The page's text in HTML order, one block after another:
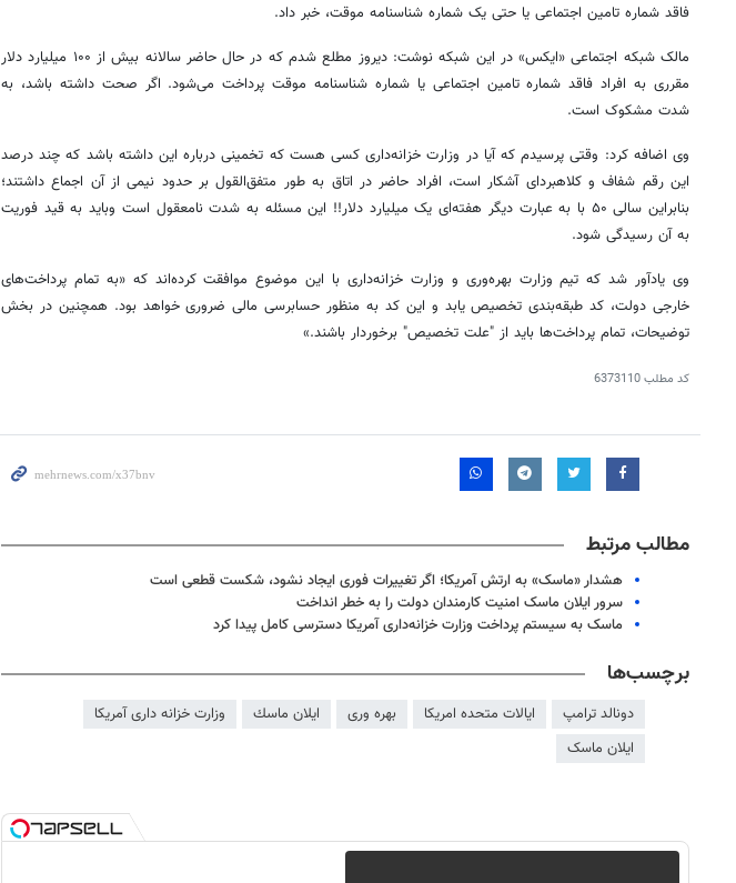
فاقد شماره تامین اجتماعی یا حتی یک شماره شناسنامه موقت، خبر داد.
مالک شبکه اجتماعی «ایکس» در این شبکه نوشت: دیروز مطلع شدم که در حال حاضر سالانه بیش از ۱۰۰ میلیارد دلار
مقرری به افراد فاقد شماره تامین اجتماعی یا شماره شناسنامه موقت پرداخت می‌شود. اگر صحت داشته باشد، به
شدت مشکوک است.
وی اضافه کرد: وقتی پرسیدم که آیا در وزارت خزانه‌داری کسی هست که تخمینی درباره این داشته باشد که چند درصد
این رقم شفاف و کلاهبردای آشکار است، افراد حاضر در اتاق به طور متفق‌القول بر حدود نیمی از آن اجماع داشتند؛
بنابراین سالی ۵۰ با به عبارت دیگر هفته‌ای یک میلیارد دلار!! این مسئله به شدت نامعقول است وباید به قید فوریت
به آن رسیدگی شود.
وی یادآور شد که تیم وزارت بهره‌وری و وزارت خزانه‌داری با این موضوع موافقت کرده‌اند که «به تمام پرداخت‌های
خارجی دولت، کد طبقه‌بندی تخصیص یابد و این کد به منظور حسابرسی مالی ضروری خواهد بود. همچنین در بخش
توضیحات، تمام پرداخت‌ها باید از "علت تخصیص" برخوردار باشند.»
کد مطلب6373110
مطالب مرتبط
هشدار «ماسک» به ارتش آمریکا؛ اگر تغییرات فوری ایجاد نشود، شکست قطعی است
سرور ایلان ماسک امنیت کارمندان دولت را به خطر انداخت
ماسک به سیستم پرداخت وزارت خزانه‌داری آمریکا دسترسی کامل پیدا کرد
برچسب‌ها
دونالد ترامپ ایالات متحده امریکا بهره وری ايلان ماسك
وزارت خزانه داری آمریکا
ایلان ماسک